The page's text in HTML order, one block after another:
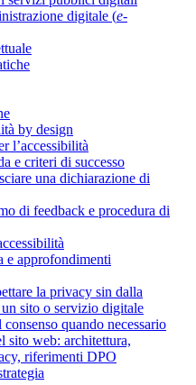
digitale (e-
by design
l’accessibilità
e criteri di successo
una dichiarazione di
di feedback e procedura di
e approfondimenti
la privacy sin dalla
sito o servizio digitale
quando necessario
sito web: architettura,
riferimenti DPO